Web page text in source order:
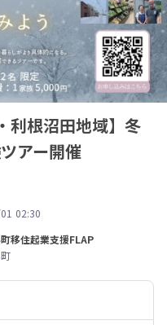
利根沼田地域】冬
アー開催
02:30
移住起業支援FLAP